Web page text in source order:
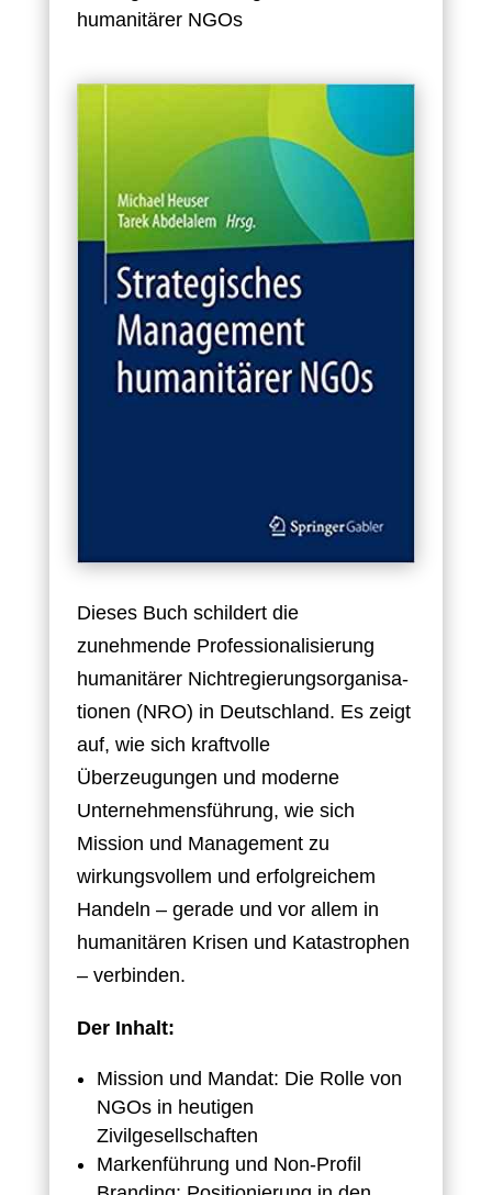
humanitärer NGOs
Dieses Buch schildert die
zunehmende Professionalisierung
humanitärer Nichtregierungsorganisa-
tionen (NRO) in Deutschland. Es zeigt
auf, wie sich kraftvolle
Überzeugungen und moderne
Unternehmensführung, wie sich
Mission und Management zu
wirkungsvollem und erfolgreichem
Handeln – gerade und vor allem in
humanitären Krisen und Katastrophen
– verbinden.
Der Inhalt:
Mission und Mandat: Die Rolle von
NGOs in heutigen
Zivilgesellschaften
Markenführung und Non-Profil